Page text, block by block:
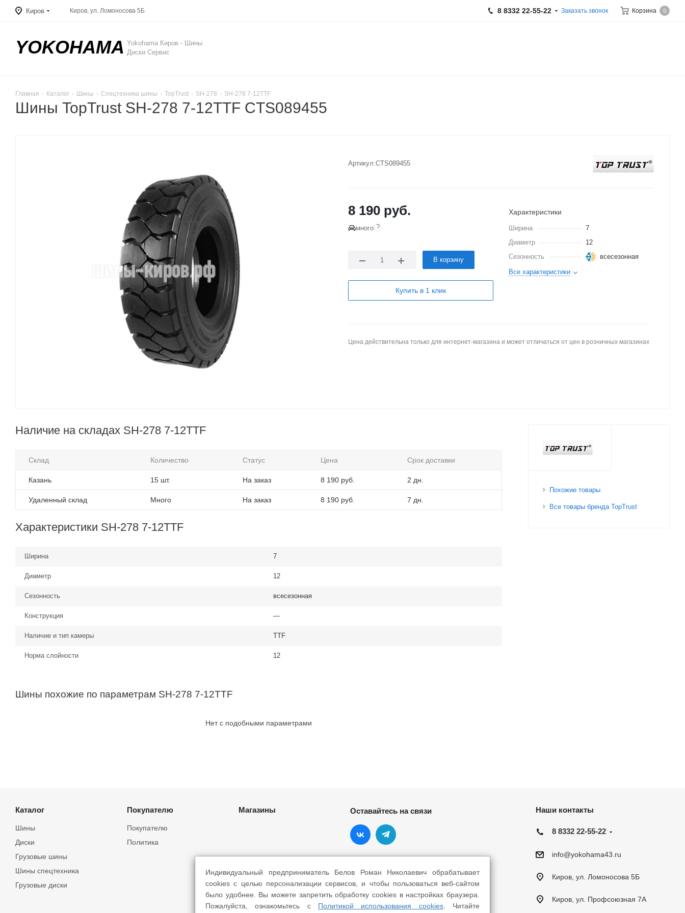
Киров Корзина 0
Киров, ул. Ломоносова 5Б 8 8332 22-55-22 Заказать звонок
YOKOHAMA Yokohama Киров - Шины
Диски Сервис
Главная - Каталог - Шины - Спецтехника шины - TopTrust - SH-278 - SH-278 7-12TTF
Шины TopTrust SH-278 7-12TTF CTS089455
Артикул:CTS089455
8 190 руб.
много ?
В корзину
Купить в 1 клик
Характеристики
Ширина
7
Диаметр
12
Сезонность
всесезонная
Все характеристики
Цена действительна только для интернет-магазина и может отличаться от цен в розничных магазинах
Наличие на складах SH-278 7-12TTF
Склад Количество Статус Цена Срок доставки
Казань 15 шт. На заказ 8 190 руб. 2 дн.
Удаленный склад Много На заказ 8 190 руб. 7 дн.
Характеристики SH-278 7-12TTF
Ширина 7
Диаметр 12
Сезонность всесезонная
Конструкция —
Наличие и тип камеры TTF
Норма слойности 12
Шины похожие по параметрам SH-278 7-12TTF
Нет с подобными параметрами
Похожие товары
Все товары бренда TopTrust
Каталог
Шины
Грузовые шины
Шины спецтехника
Диски
Грузовые диски
Покупателю
Покупателю
Политика
Магазины Оставайтесь на связи Наши контакты
8 8332 22-55-22
info@yokohama43.ru
Киров, ул. Ломоносова 5Б
Киров, ул. Профсоюзная 7А
Индивидуальный предприниматель Белов Роман Николаевич обрабатывает
cookies с целью персонализации сервисов, и чтобы пользоваться веб-сайтом
было удобнее. Вы можете запретить обработку cookies в настройках браузера.
Пожалуйста, ознакомьтесь с Политикой использования cookies. Читайте